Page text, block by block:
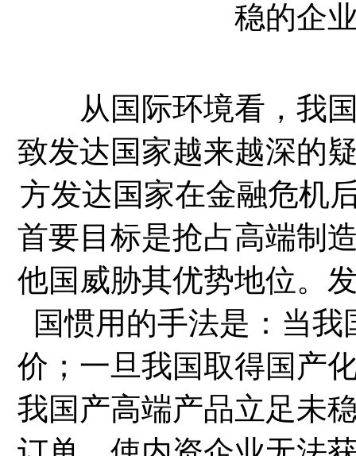
稳的企
从国际环境看，我国
致发达国家越来越深的
方发达国家在金融危机
首要目标是抢占高端制
他国威胁其优势地位。
国惯用的手法是：当
价；一旦我国取得国产
我国产高端产品立足未